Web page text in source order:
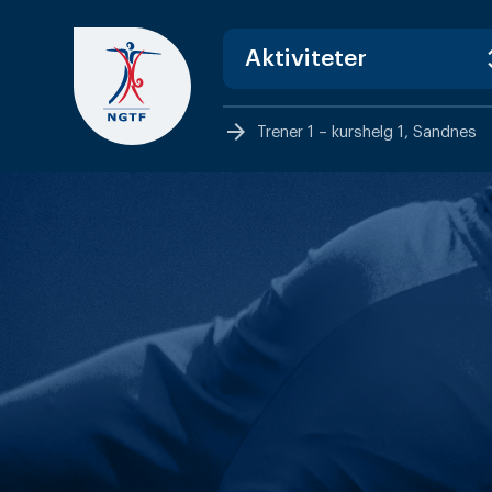
content
arrow_forward Trener 1 – kurshelg 1, Sandnes